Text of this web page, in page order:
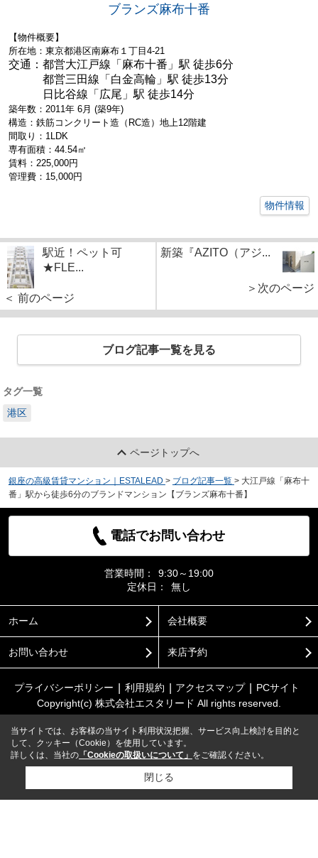
ブランズ麻布十番
【物件概要】
所在地：東京都港区南麻布１丁目4-21
交通： 都営大江戸線「麻布十番」駅 徒歩6分
都営三田線「白金高輪」駅 徒歩13分
日比谷線「広尾」駅 徒歩14分
築年数：2011年 6月 (築9年)
構造：鉄筋コンクリート造（RC造）地上12階建
間取り：1LDK
専有面積：44.54㎡
賃料：225,000円
管理費：15,000円
物件情報
駅近！ペット可
★FLE...
＜ 前のページ
新築『AZITO（アジ...
＞次のページ
ブログ記事一覧を見る
タグ一覧
港区
ページトップへ
銀座の高級賃貸マンション｜ESTALEAD > ブログ記事一覧 > 大江戸線「麻布十
番」駅から徒歩6分のブランドマンション【ブランズ麻布十番】
電話でお問い合わせ
営業時間：
9:30～19:00
定休日：
無し
ホーム 会社概要
お問い合わせ 来店予約
プライバシーポリシー 利用規約 アクセスマップ
PCサイト
Copyright(c) 株式会社エスタリード All rights reserved.
当サイトでは、お客様の当サイト利用状況把握、サービス向上検討を目的と
して、クッキー（Cookie）を使用しています。
詳しくは、当社の 「Cookieの取扱いについて」 をご確認ください。
閉じる